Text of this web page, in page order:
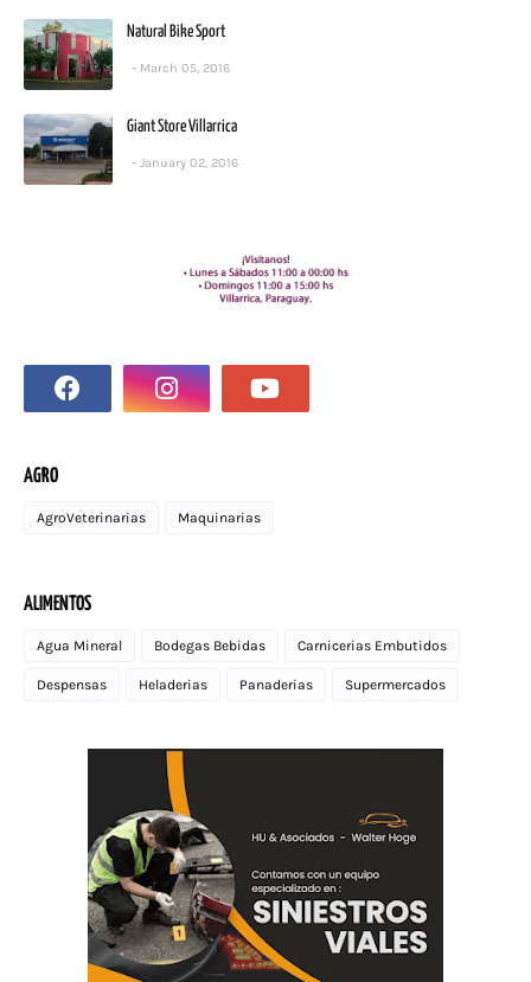
Natural Bike Sport
March 05, 2016
Giant Store Villarrica
January 02, 2016
AGRO
AgroVeterinarias Maquinarias
ALIMENTOS
Agua Mineral Bodegas Bebidas Carnicerias Embutidos
Despensas Heladerias Panaderias Supermercados